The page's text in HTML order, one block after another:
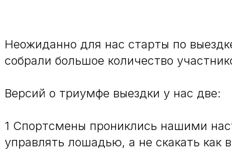
Неожиданно для нас старты по
собрали большое количество
Версий о триумфе выездки у нас две:
1 Спортсмены прониклись нашими
управлять лошадью, а не скакать как